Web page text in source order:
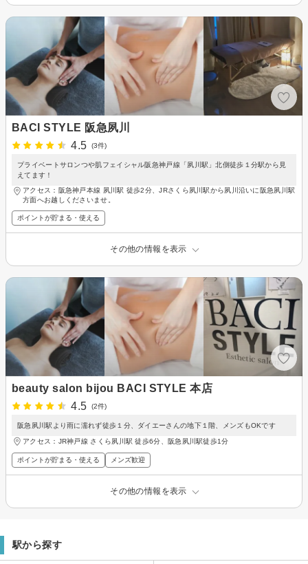
BACI STYLE 阪急夙川
4.5
(3件)
プライベートサロンつや肌フェイシャル阪急神戸線「夙川駅」北側徒歩１分駅から見
えてます！
アクセス：阪急神戸本線 夙川駅 徒歩2分、JRさくら夙川駅から夙川沿いに阪急夙川駅
方面へお越しくださいませ。
ポイントが貯まる・使える
その他の情報を表示
beauty salon bijou BACI STYLE 本店
4.5
(2件)
阪急夙川駅より雨に濡れず徒歩１分、ダイエーさんの地下１階、メンズもOKです
アクセス：JR神戸線 さくら夙川駅 徒歩6分、阪急夙川駅徒歩1分
ポイントが貯まる・使える メンズ歓迎
その他の情報を表示
駅から探す